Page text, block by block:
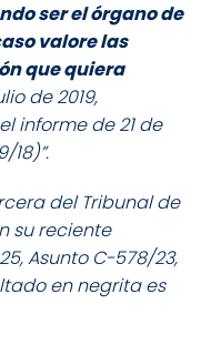
ser el órgano de
valore las
que quiera
de 2019,
informe de 21 de
18)”.
del Tribunal de
su reciente
Asunto C-578/23,
en negrita es